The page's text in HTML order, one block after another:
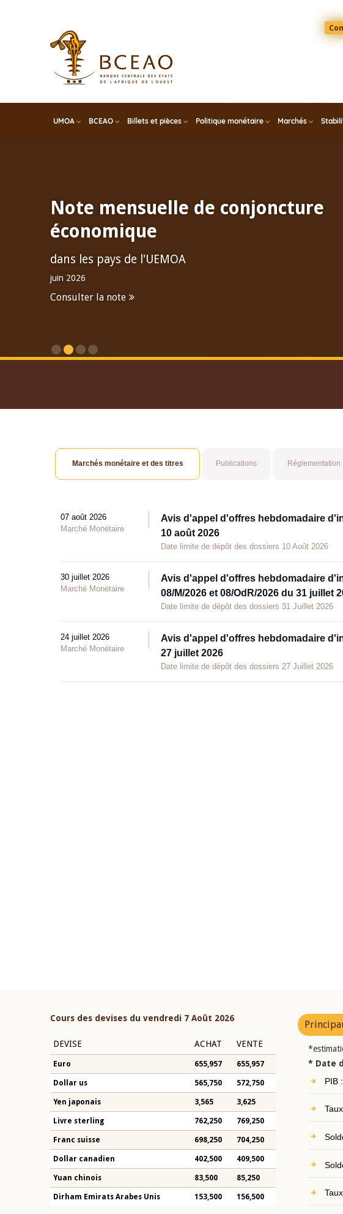
Menu
Top
UMOA BCEAO Billets et pièces Politique monétaire Marchés
Note mensuelle de conjoncture
économique
dans les pays de l'UEMOA
juin 2026
Consulter la note
Marchés monétaire et des titres Publications Réglementation
07 août 2026
Marché Monétaire
Avis d'appel d'offres hebdomadaire
10 août 2026
Date limite de dépôt des dossiers 10 Août 2026
30 juillet 2026
Marché Monétaire
Avis d'appel d'offres hebdomadaire
08/M/2026 et 08/OdR/2026 du 31 juillet
Date limite de dépôt des dossiers 31 Juillet 2026
24 juillet 2026
Marché Monétaire
Avis d'appel d'offres hebdomadaire
27 juillet 2026
Date limite de dépôt des dossiers 27 Juillet 2026
Cours des devises du vendredi 7 Août 2026
DEVISE ACHAT VENTE
Euro 655,957 655,957
Dollar us 565,750 572,750
Yen japonais 3,565 3,625
Livre sterling 762,250 769,250
Franc suisse 698,250 704,250
Dollar canadien 402,500 409,500
Yuan chinois 83,500 85,250
Dirham Emirats Arabes Unis 153,500 156,500
* Date
PIB